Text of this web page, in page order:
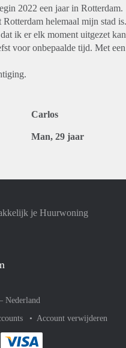
2022 een jaar in Rotterdam.
helemaal mijn stad
ik er elk moment uitgezet
voor onbepaalde tijd. Met
Carlos
Man, 29 jaar
je Huurwoning
Nederland
Account verwijderen
met Paypalaf met Mastercard
rekent gemakkelijk af met Meastro